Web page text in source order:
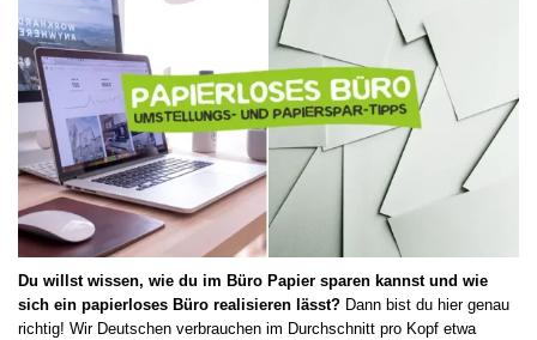
Du willst wissen, wie du im Büro Papier sparen kannst und wie
sich ein papierloses Büro realisieren lässt? Dann bist du hier genau
richtig! Wir Deutschen verbrauchen im Durchschnitt pro Kopf etwa